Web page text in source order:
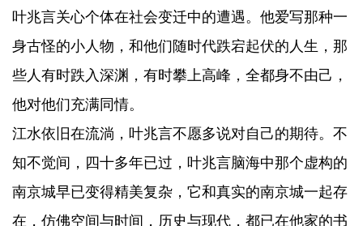
叶兆言关心个体在社会变迁中的遭遇。他爱写那种一
身古怪的小人物，和他们随时代跌宕起伏的人生，那
些人有时跌入深渊，有时攀上高峰，全都身不由己，
他对他们充满同情。
江水依旧在流淌，叶兆言不愿多说对自己的期待。不
知不觉间，四十多年已过，叶兆言脑海中那个虚构的
南京城早已变得精美复杂，它和真实的南京城一起存
在，仿佛空间与时间，历史与现代，都已在他家的书